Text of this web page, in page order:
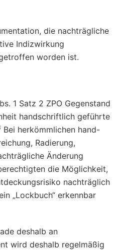
die nachträgliche
Indizwirkung
worden ist.
1 Satz 2 ZPO Gegenstand
handschriftlich geführte
Bei herkömmlichen hand-
Radierung,
Änderung
die Möglichkeit,
nachträglich
„Lockbuch“ erkennbar
deshalb an
wird deshalb regelmäßig